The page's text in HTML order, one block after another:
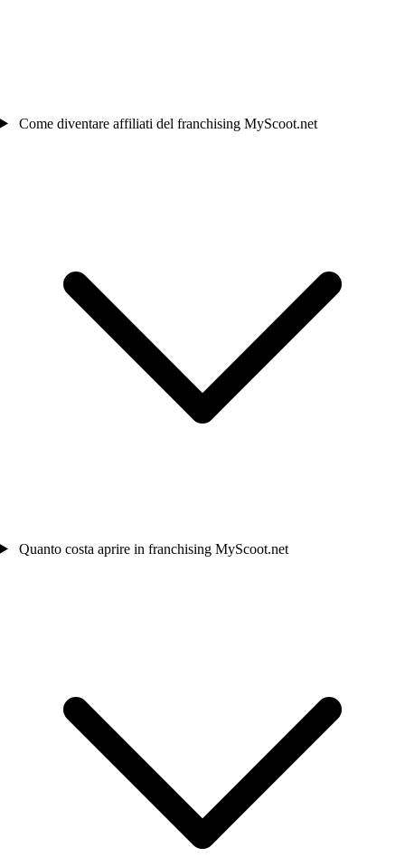
Come diventare affiliati del franchising MyScoot.net
Quanto costa aprire in franchising MyScoot.net